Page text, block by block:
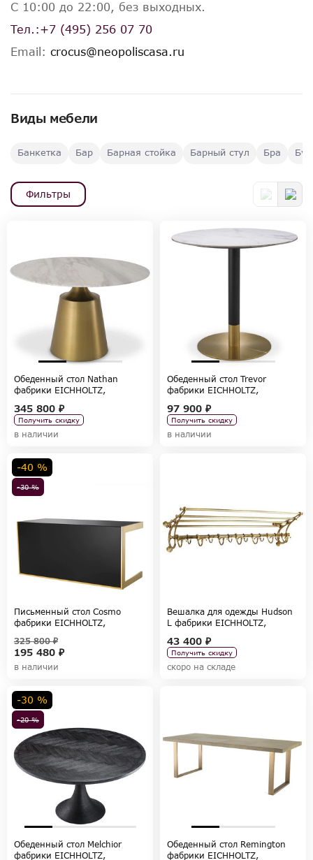
С 10:00 до 22:00, без выходных.
Тел.:+7 (495) 256 07 70
Email: crocus@neopoliscasa.ru
Виды мебели
Банкетка Бар Барная стойка Барный стул Бра
Фильтры
Обеденный стол Nathan
фабрики EICHHOLTZ,
345 800 ₽
Получить скидку
в наличии
Обеденный стол Trevor
фабрики EICHHOLTZ,
97 900 ₽
Получить скидку
в наличии
-30 %
-40 %
Письменный стол Cosmo
фабрики EICHHOLTZ,
195 480 ₽
325 800 ₽
в наличии
Вешалка для одежды Hudson
L фабрики EICHHOLTZ,
43 400 ₽
Получить скидку
скоро на складе
-20 %
-30 %
Обеденный стол Melchior
фабрики EICHHOLTZ,
Обеденный стол Remington
фабрики EICHHOLTZ,